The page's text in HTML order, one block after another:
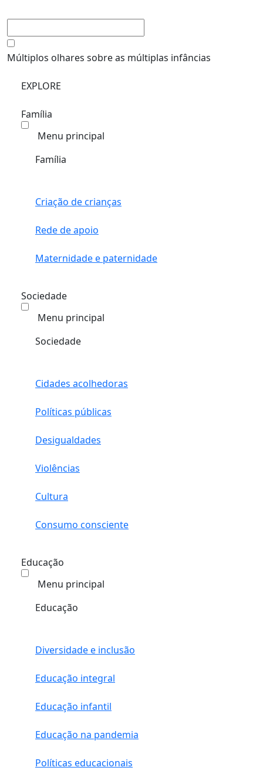
Múltiplos olhares sobre as múltiplas infâncias
EXPLORE
Família
Menu principal
Família
Criação de crianças
Rede de apoio
Maternidade e paternidade
Sociedade
Menu principal
Sociedade
Cidades acolhedoras
Políticas públicas
Desigualdades
Violências
Cultura
Consumo consciente
Educação
Menu principal
Educação
Diversidade e inclusão
Educação integral
Educação infantil
Educação na pandemia
Políticas educacionais